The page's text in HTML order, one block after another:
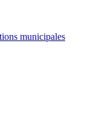
municipales